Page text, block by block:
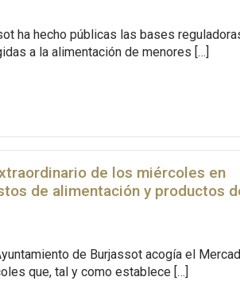
ha hecho públicas las bases
a la alimentación de menores […]
de los miércoles en
de alimentación y productos
de Burjassot acogía el
que, tal y como establece […]